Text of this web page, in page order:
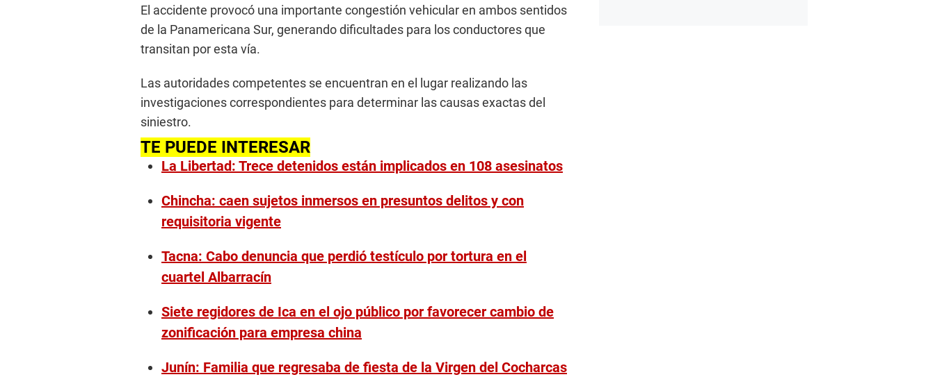
El accidente provocó una importante congestión vehicular en ambos sentidos
de la Panamericana Sur, generando dificultades para los conductores que
transitan por esta vía.
Las autoridades competentes se encuentran en el lugar realizando las
investigaciones correspondientes para determinar las causas exactas del
siniestro.
TE PUEDE INTERESAR
La Libertad: Trece detenidos están implicados en 108 asesinatos
Chincha: caen sujetos inmersos en presuntos delitos y con
requisitoria vigente
Tacna: Cabo denuncia que perdió testículo por tortura en el
cuartel Albarracín
Siete regidores de Ica en el ojo público por favorecer cambio de
zonificación para empresa china
Junín: Familia que regresaba de fiesta de la Virgen del Cocharcas